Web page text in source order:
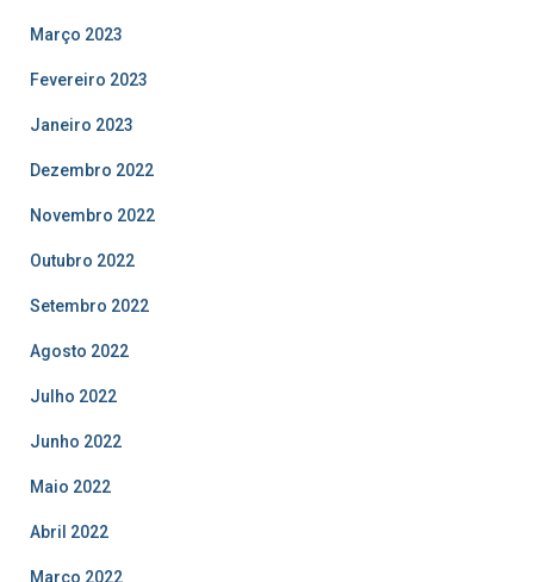
Março 2023
Fevereiro 2023
Janeiro 2023
Dezembro 2022
Novembro 2022
Outubro 2022
Setembro 2022
Agosto 2022
Julho 2022
Junho 2022
Maio 2022
Abril 2022
Março 2022